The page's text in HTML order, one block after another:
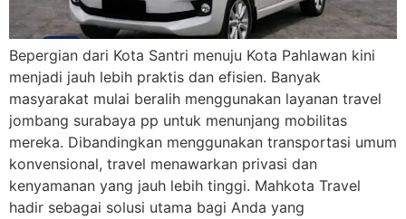
Bepergian dari Kota Santri menuju Kota Pahlawan kini
menjadi jauh lebih praktis dan efisien. Banyak
masyarakat mulai beralih menggunakan layanan travel
jombang surabaya pp untuk menunjang mobilitas
mereka. Dibandingkan menggunakan transportasi umum
konvensional, travel menawarkan privasi dan
kenyamanan yang jauh lebih tinggi. Mahkota Travel
hadir sebagai solusi utama bagi Anda yang